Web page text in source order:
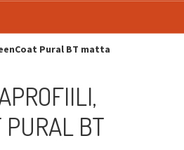
Pural BT matta
PURAL BT